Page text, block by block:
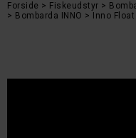
Forside Fiskeudstyr
Bombarda INNO
Inno